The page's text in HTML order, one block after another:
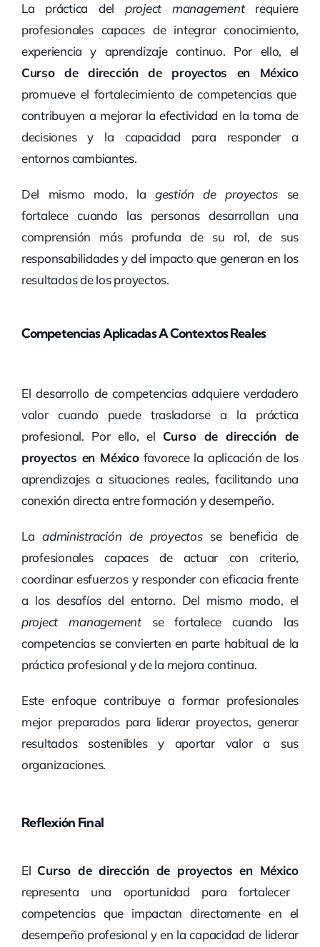
La práctica del project managementrequiere
profesionales capaces de integrar conocimiento,
experiencia y aprendizaje continuo. Por ello, el
Curso de dirección de proyectos en México
promueve el fortalecimiento de competencias que
contribuyen a mejorar la efectividad en la toma de
decisiones y la capacidad para responder a
entornos cambiantes.
Del mismo modo, la gestión de proyectos se
fortalece cuando las personas desarrollan una
comprensión más profunda de su rol, de sus
responsabilidades y del impacto que generan en los
resultados de los proyectos.
Competencias Aplicadas A Contextos Reales
El desarrollo de competencias adquiere verdadero
valor cuando puede trasladarse a la práctica
profesional. Por ello, el Curso de dirección de
proyectos en Méxicofavorece la aplicación de los
aprendizajes a situaciones reales, facilitando una
conexión directa entre formación y desempeño.
Laadministración de proyectosse beneficia de
profesionales capaces de actuar con criterio,
coordinar esfuerzos y responder con eficacia frente
a los desafíos del entorno. Del mismo modo, el
project managementse fortalece cuando las
competencias se convierten en parte habitual de la
práctica profesional y de la mejora continua.
Este enfoque contribuye a formar profesionales
mejor preparados para liderar proyectos, generar
resultados sostenibles y aportar valor a sus
organizaciones.
Reflexión Final
El Curso de dirección de proyectos en México
representa una oportunidad para fortalecer
competencias que impactan directamente en el
desempeño profesional y en la capacidad de liderar